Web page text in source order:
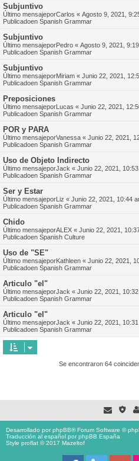
Subjuntivo
Último mensajeporCarlos « Agosto 9, 2021,
Publicadoen Spanish Grammar
Subjuntivo
Último mensajeporPedro « Agosto 9, 2021,
Publicadoen Spanish Grammar
Subjuntivo
Último mensajeporMiriam « Junio 22, 2021,
Publicadoen Spanish Grammar
Preposiciones
Último mensajeporLucas « Junio 22, 2021,
Publicadoen Spanish Grammar
POR y PARA
Último mensajeporVanessa « Junio 22, 2021,
Publicadoen Spanish Grammar
Uso de Objeto Indirecto
Último mensajeporJack « Junio 22, 2021,
Publicadoen Spanish Grammar
Ser y Estar
Último mensajeporLiz « Junio 22, 2021, 10:44
Publicadoen Spanish Grammar
Chido
Último mensajeporALEX « Junio 22, 2021,
Publicadoen Spanish Culture
Uso de "SE"
Último mensajeporKathleen « Junio 22, 2021,
Publicadoen Spanish Grammar
Articulo "el"
Último mensajeporJack « Junio 22, 2021,
Publicadoen Spanish Grammar
Articulo "el"
Último mensajeporJack « Junio 22, 2021,
Publicadoen Spanish Grammar
Se encontraron 64
Desarrollado porphpBB® Forum Software ©
Traducción al español porphpBB España
Style proflat © 2017 Mazeltof